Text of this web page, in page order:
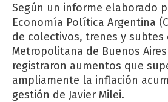
Según un informe elaborado
Economía Política Argentina
de colectivos, trenes y subtes
Metropolitana de Buenos Aires
registraron aumentos que
ampliamente la inflación
gestión de Javier Milei.